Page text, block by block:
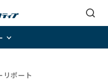
ポート